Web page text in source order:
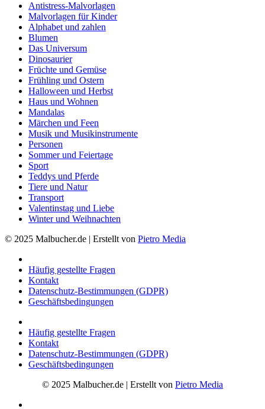
Antistress-Malvorlagen
Malvorlagen für Kinder
Alphabet und zahlen
Blumen
Das Universum
Dinosaurier
Früchte und Gemüse
Frühling und Ostern
Halloween und Herbst
Haus und Wohnen
Mandalas
Märchen und Feen
Musik und Musikinstrumente
Personen
Sommer und Feiertage
Sport
Teddys und Pferde
Tiere und Natur
Transport
Valentinstag und Liebe
Winter und Weihnachten
© 2025 Malbucher.de | Erstellt von Pietro Media
Häufig gestellte Fragen
Kontakt
Datenschutz-Bestimmungen (GDPR)
Geschäftsbedingungen
Häufig gestellte Fragen
Kontakt
Datenschutz-Bestimmungen (GDPR)
Geschäftsbedingungen
© 2025 Malbucher.de | Erstellt von Pietro Media